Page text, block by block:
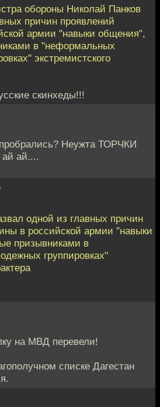
обороны Николай Панков
причин проявлений
армии "навыки общения",
в "неформальных
экстремистского
скинхеды!!!
Неужта ТОРЧКИ
ай ай....
одной из главных причин
в российской армии "навыки
призывниками в
группировках"
на МВД перевели!
списке Дагестан